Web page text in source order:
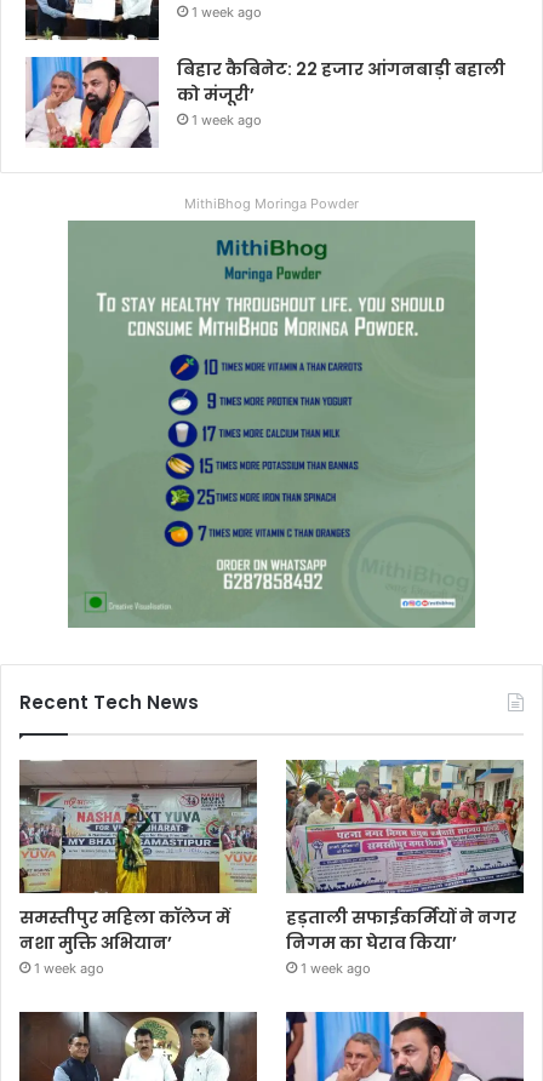
1 week ago
बिहार कैबिनेट: 22 हजार आंगनबाड़ी बहाली
को मंजूरी’
1 week ago
MithiBhog Moringa Powder
Recent Tech News
समस्तीपुर महिला कॉलेज में
नशा मुक्ति अभियान’
1 week ago
हड़ताली सफाईकर्मियों ने नगर
निगम का घेराव किया’
1 week ago